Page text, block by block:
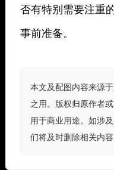
否有特别需要注重
事前准备。
本文及配图内容来源
之用。版权归原作者
用于商业用途。如涉
们将及时删除相关内容